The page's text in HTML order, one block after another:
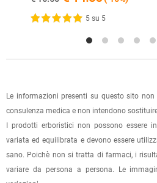
spese di spedizione e sarai
l'ordine sarà pronto per il ritiro.
specificando l'indirizzo di
Dalla tuaArea Clientepotrai
dell'ordine e lo stato della
Per qualsiasi informazione,
5 su 5
Le informazioni presenti su questo sito
consulenza medica e non intendono
I prodotti erboristici non possono essere
variata ed equilibrata e devono essere
sano. Poichè non si tratta di farmaci, i
variare da persona a persona. Le